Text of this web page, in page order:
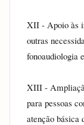
XII - Apoio às
outras
fonoaudiologia
XIII -
para pessoas
atenção básica